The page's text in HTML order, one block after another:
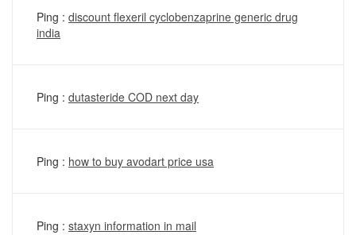
Ping : discount flexeril cyclobenzaprine generic drug
india
Ping : dutasteride COD next day
Ping : how to buy avodart price usa
Ping : staxyn information in mail